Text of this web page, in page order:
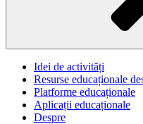
Idei de activități
Resurse educaționale
Platforme educaționale
Aplicații educaționale
Despre